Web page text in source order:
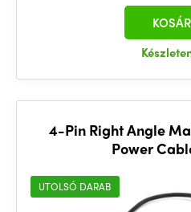
4-Pin Right Angle
Power
UTOLSÓ DARAB